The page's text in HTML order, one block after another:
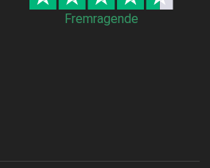
Fremragende